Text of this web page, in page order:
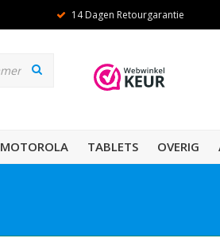
14 Dagen Retourgarantie
MOTOROLA TABLETS OVERIG